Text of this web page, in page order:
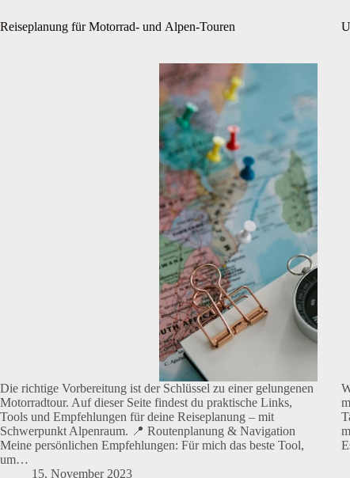
Reiseplanung für Motorrad- und Alpen-Touren
Die richtige Vorbereitung ist der Schlüssel zu einer gelungenen
Motorradtour. Auf dieser Seite findest du praktische Links,
Tools und Empfehlungen für deine Reiseplanung – mit
Schwerpunkt Alpenraum. 📍 Routenplanung & Navigation
Meine persönlichen Empfehlungen: Für mich das beste Tool,
um…
15. November 2023